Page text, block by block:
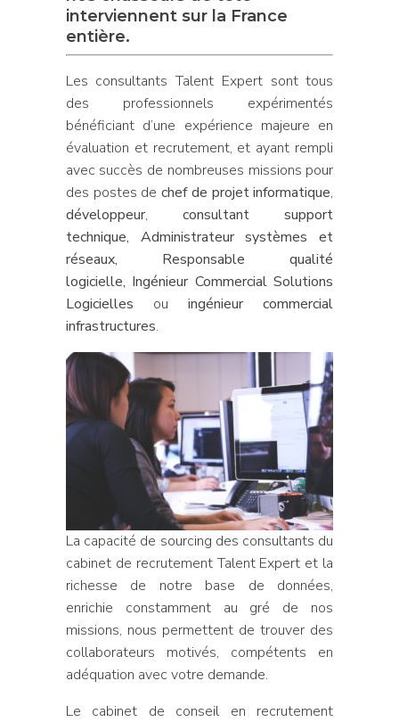
interviennent sur la France
entière.
Les consultants Talent Expert sont tous
des professionnels expérimentés
bénéficiant d’une expérience majeure en
évaluation et recrutement, et ayant rempli
avec succès de nombreuses missions pour
des postes de chef de projet informatique,
développeur, consultant support
technique, Administrateur systèmes et
réseaux, Responsable qualité
logicielle, Ingénieur Commercial Solutions
Logicielles ouingénieur commercial
infrastructures.
La capacité de sourcing des consultants du
cabinet de recrutement Talent Expert et la
richesse de notre base de données,
enrichie constamment au gré de nos
missions, nous permettent de trouver des
collaborateurs motivés, compétents en
adéquation avec votre demande.
Le cabinet de conseil en recrutement